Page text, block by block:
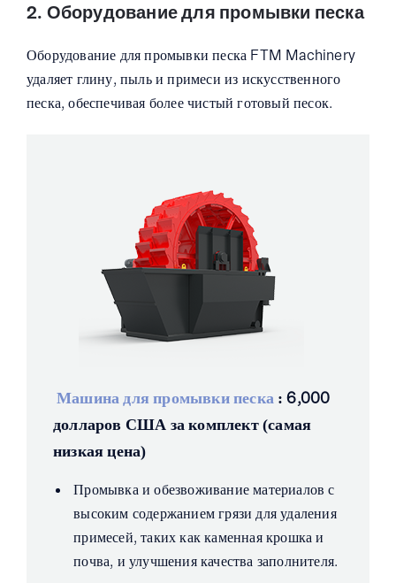
2. Оборудование для промывки песка
Оборудование для промывки песка FTM Machinery
удаляет глину, пыль и примеси из искусственного
песка, обеспечивая более чистый готовый песок.
Машина для промывки песка : 6,000
долларов США за комплект (самая
низкая цена)
Промывка и обезвоживание материалов с
высоким содержанием грязи для удаления
примесей, таких как каменная крошка и
почва, и улучшения качества заполнителя.